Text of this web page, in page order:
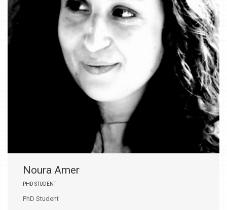
Noura Amer
PHD STUDENT
PhD Student